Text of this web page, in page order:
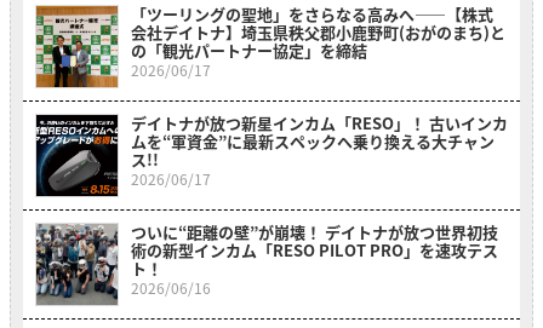
「ツーリングの聖地」をさらなる高みへ――【株式
会社デイトナ】埼玉県秩父郡小鹿野町(おがのまち)と
の「観光パートナー協定」を締結
2026/06/17
デイトナが放つ新星インカム「RESO」！ 古いインカ
ムを“軍資金”に最新スペックへ乗り換える大チャン
ス!!
2026/06/17
ついに“距離の壁”が崩壊！ デイトナが放つ世界初技
術の新型インカム「RESO PILOT PRO」を速攻テス
ト！
2026/06/16